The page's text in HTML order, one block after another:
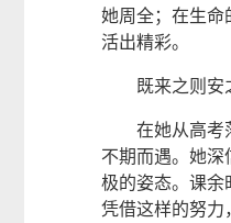
她周全；在生命
活出精彩。
既来之则安
在她从高考
不期而遇。她
极的姿态。课余
凭借这样的努力